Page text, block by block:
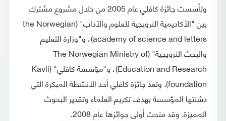
وتأسست جائزة كافلي عام 2005 من خلال مشروع مشترك
بين "الأكاديمية النرويجية للعلوم والآداب" (the Norwegian
academy of science and letters)، و"وزارة التعليم
والبحث النرويجية" (The Norwegian Ministry of
Education and Research)، و"مؤسسة كافلي" (Kavli
foundation). وتعد جائزة كافلي أحد الأنشطة المبكرة التي
دشنتها المؤسسة بهدف تكريم العلماء وتقدير البحوث
المميزة. وقد منحت أولى جوائزها عام 2008.